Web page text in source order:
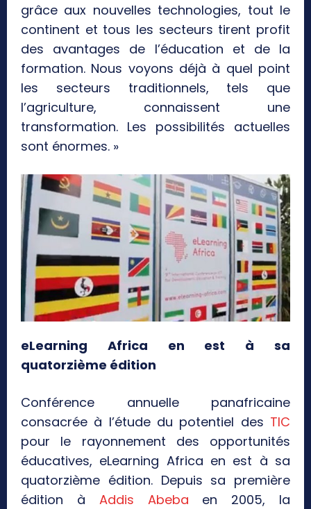
grâce aux nouvelles technologies, tout le
continent et tous les secteurs tirent profit
des avantages de l’éducation et de la
formation. Nous voyons déjà à quel point
les secteurs traditionnels, tels que
l’agriculture, connaissent une
transformation. Les possibilités actuelles
sont énormes. »
eLearning Africa en est à sa
quatorzième édition
Conférence annuelle panafricaine
consacrée à l’étude du potentiel des TIC
pour le rayonnement des opportunités
éducatives, eLearning Africa en est à sa
quatorzième édition. Depuis sa première
édition à Addis Abeba en 2005, la